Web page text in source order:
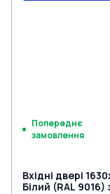
Попереднє
замовлення
Вхідні двері
Білий (RAL 9016)